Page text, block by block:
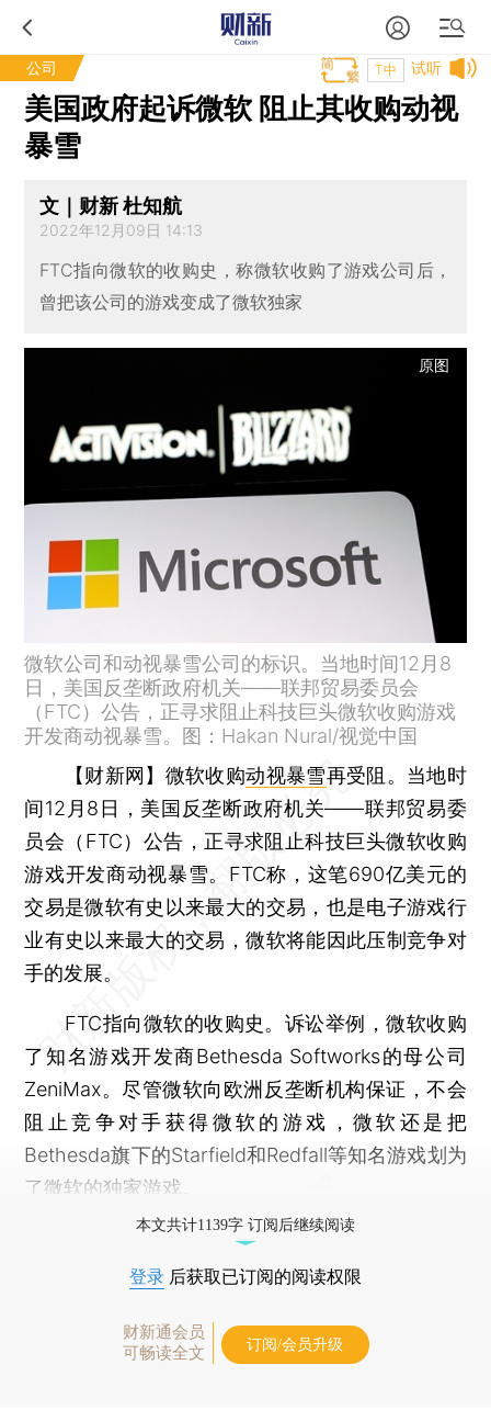
公司 试听
T中
美国政府起诉微软 阻止其收购动视
暴雪
文｜财新 杜知航
2022年12月09日 14:13
FTC指向微软的收购史，称微软收购了游戏公司后，
曾把该公司的游戏变成了微软独家
原图
微软公司和动视暴雪公司的标识。当地时间12月8
日，美国反垄断政府机关——联邦贸易委员会
（FTC）公告，正寻求阻止科技巨头微软收购游戏
开发商动视暴雪。图：Hakan Nural/视觉中国
【财新网】 微软收购动视暴雪再受阻。当地时
间12月8日，美国反垄断政府机关——联邦贸易委
员会（FTC）公告，正寻求阻止科技巨头微软收购
游戏开发商动视暴雪。FTC称，这笔690亿美元的
交易是微软有史以来最大的交易，也是电子游戏行
业有史以来最大的交易，微软将能因此压制竞争对
手的发展。
FTC指向微软的收购史。诉讼举例，微软收购
了知名游戏开发商Bethesda Softworks的母公司
ZeniMax。尽管微软向欧洲反垄断机构保证，不会
阻止竞争对手获得微软的游戏，微软还是把
Bethesda旗下的Starfield和Redfall等知名游戏划为
了微软的独家游戏。
本文共计1139字 订阅后继续阅读
登录 后获取已订阅的阅读权限
财新通会员
可畅读全文
订阅/会员升级